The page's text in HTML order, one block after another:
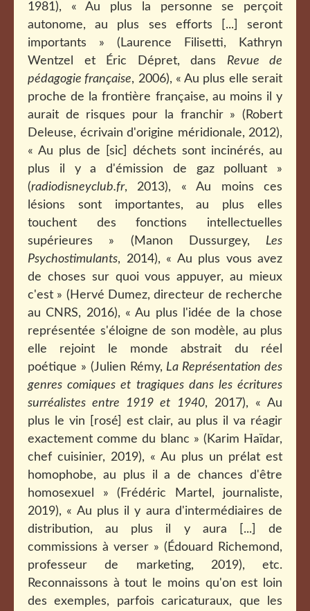
1981), « Au plus la personne se perçoit
autonome, au plus ses efforts [...] seront
importants » (Laurence Filisetti, Kathryn
Wentzel et Éric Dépret, dans Revue de
pédagogie française, 2006), « Au plus elle serait
proche de la frontière française, au moins il y
aurait de risques pour la franchir » (Robert
Deleuse, écrivain d'origine méridionale, 2012),
« Au plus de [sic] déchets sont incinérés, au
plus il y a d'émission de gaz polluant »
(radiodisneyclub.fr, 2013), « Au moins ces
lésions sont importantes, au plus elles
touchent des fonctions intellectuelles
supérieures » (Manon Dussurgey, Les
Psychostimulants, 2014), « Au plus vous avez
de choses sur quoi vous appuyer, au mieux
c'est » (Hervé Dumez, directeur de recherche
au CNRS, 2016), « Au plus l'idée de la chose
représentée s'éloigne de son modèle, au plus
elle rejoint le monde abstrait du réel
poétique » (Julien Rémy, La Représentation des
genres comiques et tragiques dans les écritures
surréalistes entre 1919 et 1940, 2017), « Au
plus le vin [rosé] est clair, au plus il va réagir
exactement comme du blanc » (Karim Haïdar,
chef cuisinier, 2019), « Au plus un prélat est
homophobe, au plus il a de chances d'être
homosexuel » (Frédéric Martel, journaliste,
2019), « Au plus il y aura d'intermédiaires de
distribution, au plus il y aura [...] de
commissions à verser » (Édouard Richemond,
professeur de marketing, 2019), etc.
Reconnaissons à tout le moins qu'on est loin
des exemples, parfois caricaturaux, que les